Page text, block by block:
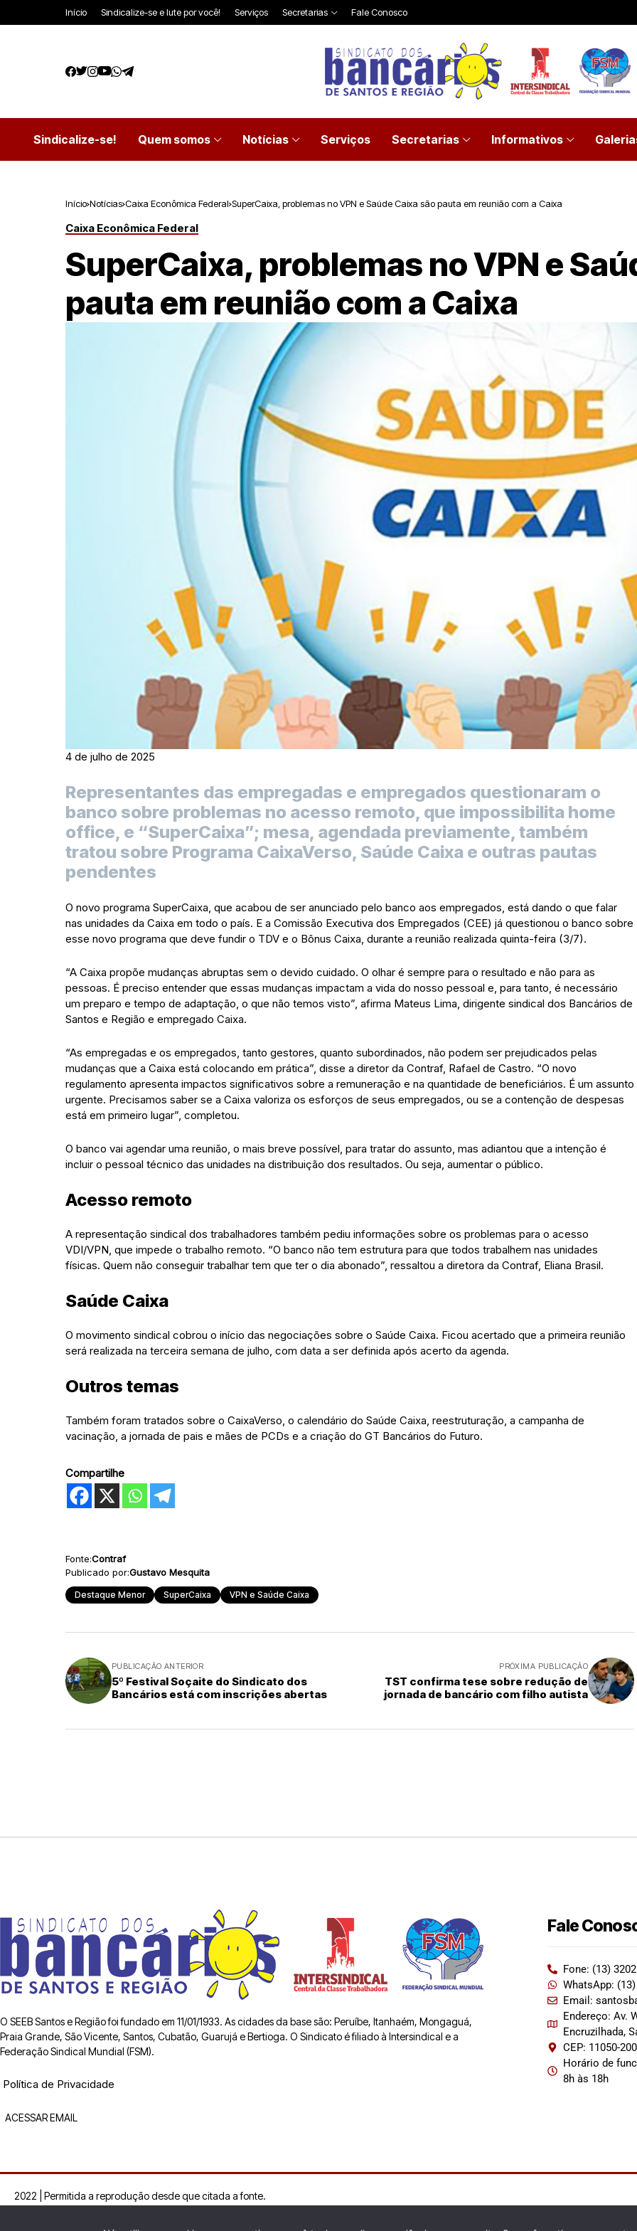
Início Sindicalize-se e lute por você! Serviços Secretarias Fale Conosco
Sindicalize-se! Quem somos Notícias Serviços Secretarias Informativos
Início Notícias Caixa Econômica Federal SuperCaixa, problemas no VPN e Saúde Caixa são pauta em reunião com a Caixa
Caixa Econômica Federal
SuperCaixa, problemas no VPN e
pauta em reunião com a Caixa
4 de julho de 2025
Representantes das empregadas e empregados questionaram o
banco sobre problemas no acesso remoto, que impossibilita home
office, e “SuperCaixa”; mesa, agendada previamente, também
tratou sobre Programa CaixaVerso, Saúde Caixa e outras pautas
pendentes
O novo programa SuperCaixa, que acabou de ser anunciado pelo banco aos empregados, está dando o que falar
nas unidades da Caixa em todo o país. E a Comissão Executiva dos Empregados (CEE) já questionou o banco sobre
esse novo programa que deve fundir o TDV e o Bônus Caixa, durante a reunião realizada quinta-feira (3/7).
“A Caixa propõe mudanças abruptas sem o devido cuidado. O olhar é sempre para o resultado e não para as
pessoas. É preciso entender que essas mudanças impactam a vida do nosso pessoal e, para tanto, é necessário
um preparo e tempo de adaptação, o que não temos visto”, afirma Mateus Lima, dirigente sindical dos Bancários de
Santos e Região e empregado Caixa.
“As empregadas e os empregados, tanto gestores, quanto subordinados, não podem ser prejudicados pelas
mudanças que a Caixa está colocando em prática”, disse a diretor da Contraf, Rafael de Castro. “O novo
regulamento apresenta impactos significativos sobre a remuneração e na quantidade de beneficiários. É um assunto
urgente. Precisamos saber se a Caixa valoriza os esforços de seus empregados, ou se a contenção de despesas
está em primeiro lugar”, completou.
O banco vai agendar uma reunião, o mais breve possível, para tratar do assunto, mas adiantou que a intenção é
incluir o pessoal técnico das unidades na distribuição dos resultados. Ou seja, aumentar o público.
Acesso remoto
A representação sindical dos trabalhadores também pediu informações sobre os problemas para o acesso
VDI/VPN, que impede o trabalho remoto. “O banco não tem estrutura para que todos trabalhem nas unidades
físicas. Quem não conseguir trabalhar tem que ter o dia abonado”, ressaltou a diretora da Contraf, Eliana Brasil.
Saúde Caixa
O movimento sindical cobrou o início das negociações sobre o Saúde Caixa. Ficou acertado que a primeira reunião
será realizada na terceira semana de julho, com data a ser definida após acerto da agenda.
Outros temas
Também foram tratados sobre o CaixaVerso, o calendário do Saúde Caixa, reestruturação, a campanha de
vacinação, a jornada de pais e mães de PCDs e a criação do GT Bancários do Futuro.
Compartilhe
Fonte:Contraf
Publicado por:Gustavo Mesquita
Destaque Menor SuperCaixa VPN e Saúde Caixa
PUBLICAÇÃO ANTERIOR
5º Festival Soçaite do Sindicato dos
Bancários está com inscrições abertas
PRÓXIMA PUBLICAÇÃO
TST confirma tese sobre redução de
jornada de bancário com filho autista
O SEEB Santos e Região foi fundado em 11/01/1933. As cidades da base são: Peruíbe, Itanhaém, Mongaguá,
Praia Grande, São Vicente, Santos, Cubatão, Guarujá e Bertioga. O Sindicato é filiado à Intersindical e a
Federação Sindical Mundial (FSM).
Política de Privacidade
ACESSAR EMAIL
Fale
Fone: (13)
WhatsApp:
Email:
Endereço: Av.
Encruzilhada,
CEP: 11050-200
Horário de
8h às 18h
2022 | Permitida a reprodução desde que citada a fonte.